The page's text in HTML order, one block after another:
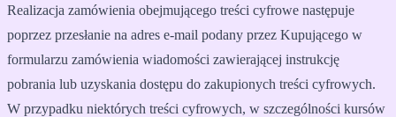
Realizacja zamówienia obejmującego treści cyfrowe następuje
poprzez przesłanie na adres e-mail podany przez Kupującego w
formularzu zamówienia wiadomości zawierającej instrukcję
pobrania lub uzyskania dostępu do zakupionych treści cyfrowych.
W przypadku niektórych treści cyfrowych, w szczególności kursów